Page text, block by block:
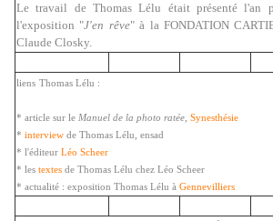
Le travail de Thomas Lélu était présenté l'an
l'exposition "J'en rêve" à la FONDATION
Claude Closky.
liens Thomas Lélu :
* article sur le Manuel de la photo ratée Synesthésie
* interview de Thomas Lélu, ensad
* l'éditeur Léo Scheer
* les textes de Thomas Lélu chez Léo Scheer
* actualité : exposition Thomas Lélu à Gennevilliers